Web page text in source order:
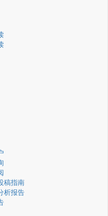
稿指南
析报告